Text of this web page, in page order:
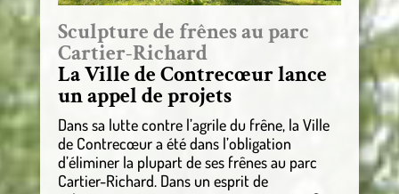
Sculpture de frênes au parc
Cartier-Richard
La Ville de Contrecœur lance
un appel de projets
Dans sa lutte contre l’agrile du frêne, la Ville
de Contrecœur a été dans l’obligation
d’éliminer la plupart de ses frênes au parc
Cartier-Richard. Dans un esprit de